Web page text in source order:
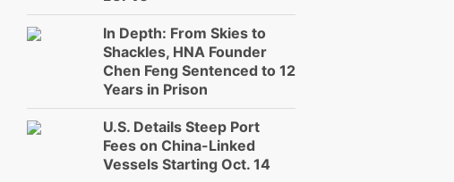
In Depth: From Skies to
Shackles, HNA Founder
Chen Feng Sentenced to 12
Years in Prison
U.S. Details Steep Port
Fees on China-Linked
Vessels Starting Oct. 14